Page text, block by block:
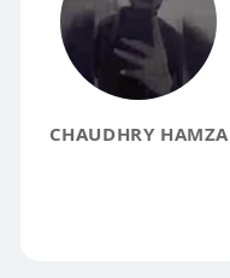
CHAUDHRY HAMZA